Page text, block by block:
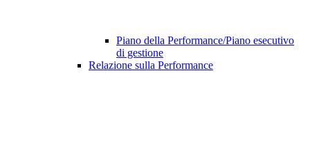
Piano della Performance/Piano esecutivo
di gestione
Relazione sulla Performance